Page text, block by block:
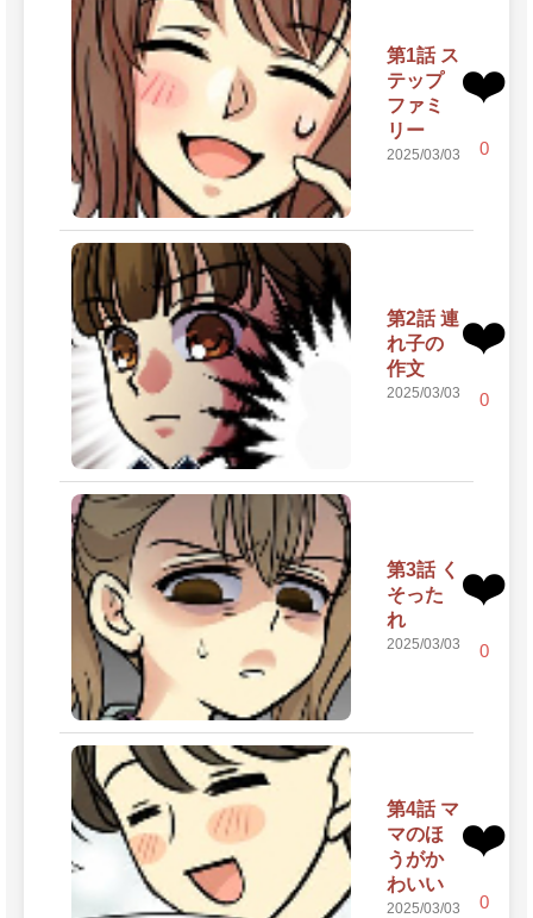
第1話 ス
テップ
ファミ
リー
2025/03/03
❤️
0
第2話 連
れ子の
作文
2025/03/03
❤️
0
第3話 く
そった
れ
2025/03/03
❤️
0
第4話 マ
マのほ
うがか
わいい
2025/03/03
❤️
0